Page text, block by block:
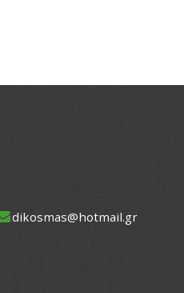
dikosmas@hotmail.gr